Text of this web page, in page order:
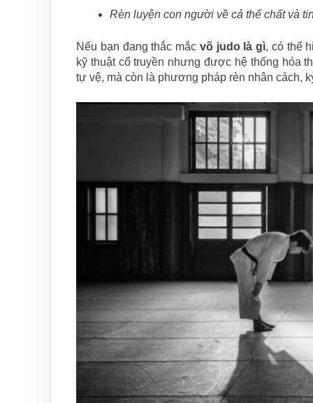
Rèn luyện con người về cả thể chất và
Nếu bạn đang thắc mắc võ judo là gì, có thể
kỹ thuật cổ truyền nhưng được hệ thống hóa
tự vệ, mà còn là phương pháp rèn nhân cách,